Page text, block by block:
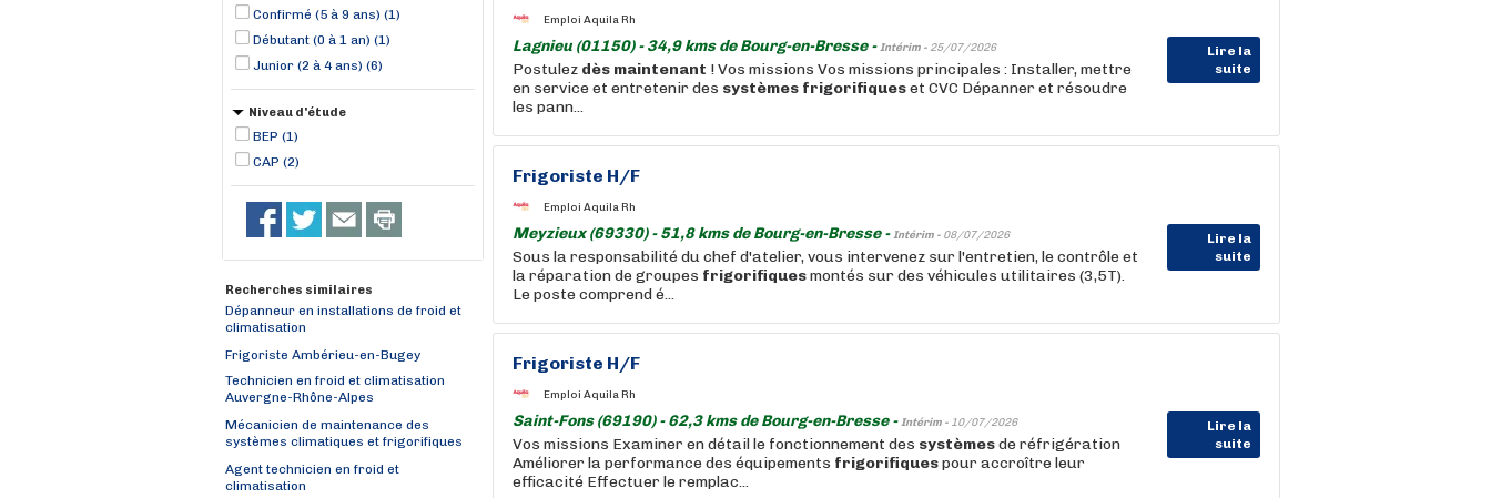
Confirmé (5 à 9 ans) (1)
Débutant (0 à 1 an) (1)
Junior (2 à 4 ans) (6)
Niveau d'étude
BEP (1)
CAP (2)
Recherches similaires
Dépanneur en installations de froid et
climatisation
Frigoriste Ambérieu-en-Bugey
Technicien en froid et climatisation
Auvergne-Rhône-Alpes
Mécanicien de maintenance des
systèmes climatiques et frigorifiques
Agent technicien en froid et
climatisation
Emploi Aquila Rh
Lagnieu (01150) - 34,9 kms de Bourg-en-Bresse -Intérim - 25/07/2026
Lire la
suite
Postulez dès maintenant ! Vos missions Vos missions principales : Installer, mettre
en service et entretenir des systèmes frigorifiqueset CVC Dépanner et résoudre
les pann...
Frigoriste H/F
Emploi Aquila Rh
Meyzieux (69330) - 51,8 kms de Bourg-en-Bresse -Intérim - 08/07/2026
Lire la
suite
Sous la responsabilité du chef d'atelier, vous intervenez sur l'entretien, le contrôle et
la réparation de groupes frigorifiquesmontés sur des véhicules utilitaires (3,5T).
Le poste comprend é...
Frigoriste H/F
Emploi Aquila Rh
Saint-Fons (69190) - 62,3 kms de Bourg-en-Bresse -Intérim - 10/07/2026
Lire la
suite
Vos missions Examiner en détail le fonctionnement des systèmesde réfrigération
Améliorer la performance des équipements frigorifiquespour accroître leur
efficacité Effectuer le remplac...